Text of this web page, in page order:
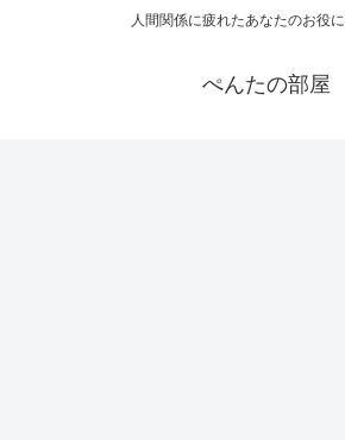
人間関係に疲れたあなたのお役
ぺんたの部屋